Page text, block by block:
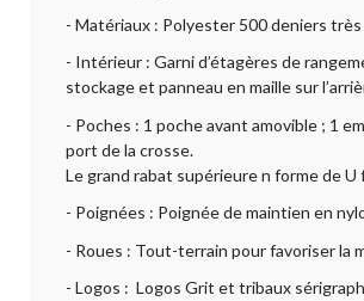
- Matériaux : Polyester 500 deniers
- Intérieur : Garni d’étagères de
stockage et panneau en maille sur
- Poches : 1 poche avant amovible ; 1
port de la crosse.
Le grand rabat supérieure n forme de
- Poignées : Poignée de maintien en
- Roues : Tout-terrain pour favoriser la
- Logos : Logos Grit et tribaux